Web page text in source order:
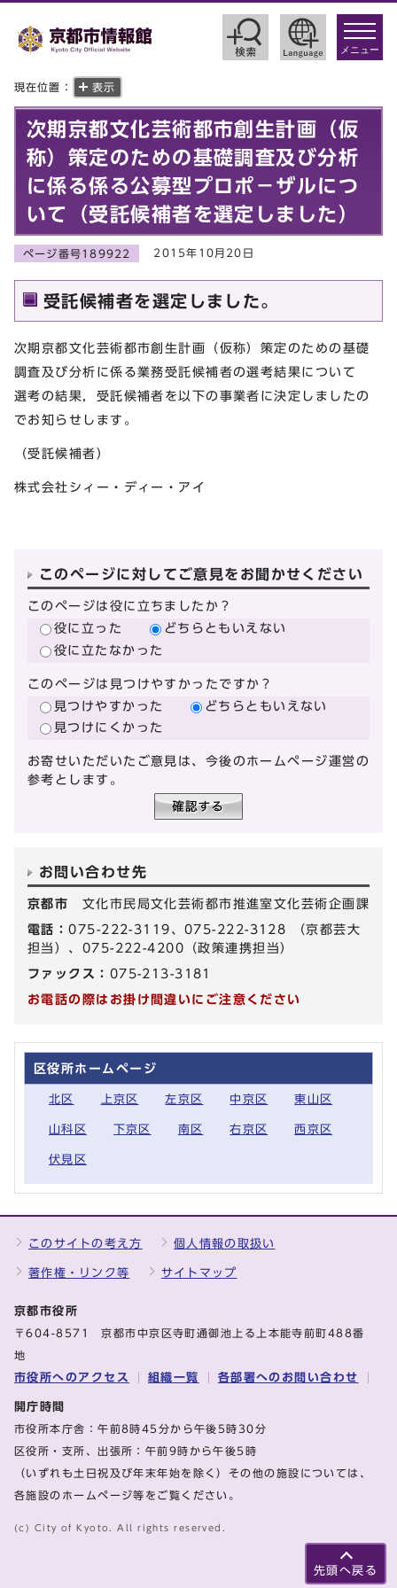
toggle
メニュー
現在位置： 表示
次期京都文化芸術都市創生計画（仮
称）策定のための基礎調査及び分析
に係る係る公募型プロポ－ザルにつ
いて（受託候補者を選定しました）
ページ番号189922 2015年10月20日
受託候補者を選定しました。
次期京都文化芸術都市創生計画（仮称）策定のための基礎
調査及び分析に係る業務受託候補者の選考結果について
選考の結果，受託候補者を以下の事業者に決定しましたの
でお知らせします。
（受託候補者）
株式会社シィー・ディー・アイ
このページに対してご意見をお聞かせください
このページは役に立ちましたか？
役に立った
どちらともいえない
役に立たなかった
このページは見つけやすかったですか？
見つけやすかった
どちらともいえない
見つけにくかった
お寄せいただいたご意見は、今後のホームページ運営の
参考とします。
お問い合わせ先
京都市 文化市民局文化芸術都市推進室文化芸術企画課
電話：075-222-3119、075-222-3128 （京都芸大
担当）、075-222-4200（政策連携担当）
ファックス： 075-213-3181
お電話の際はお掛け間違いにご注意ください
区役所ホームページ
北区 上京区 左京区 中京区 東山区
山科区 下京区 南区 右京区 西京区
伏見区
先頭へ戻る
このサイトの考え方 個人情報の取扱い
著作権・リンク等 サイトマップ
京都市役所
〒604-8571 京都市中京区寺町通御池上る上本能寺前町488番
地
市役所へのアクセス 組織一覧 各部署へのお問い合わせ
開庁時間
市役所本庁舎：午前8時45分から午後5時30分
区役所・支所、出張所：午前9時から午後5時
（いずれも土日祝及び年末年始を除く）その他の施設については、
各施設のホームページ等をご覧ください。
(c) City of Kyoto. All rights reserved.